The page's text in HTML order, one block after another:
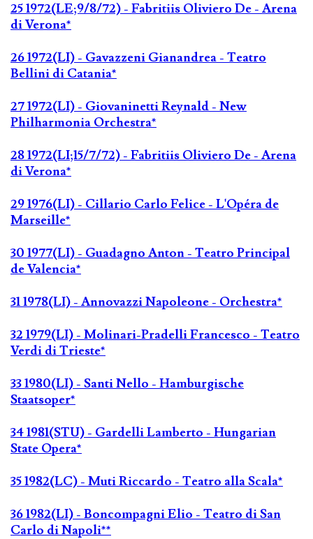
25 1972(LE;9/8/72) - Fabritiis Oliviero De - Arena
di Verona*
26 1972(LI) - Gavazzeni Gianandrea - Teatro
Bellini di Catania*
27 1972(LI) - Giovaninetti Reynald - New
Philharmonia Orchestra*
28 1972(LI;15/7/72) - Fabritiis Oliviero De - Arena
di Verona*
29 1976(LI) - Cillario Carlo Felice - L'Opéra de
Marseille*
30 1977(LI) - Guadagno Anton - Teatro Principal
de Valencia*
31 1978(LI) - Annovazzi Napoleone - Orchestra*
32 1979(LI) - Molinari-Pradelli Francesco - Teatro
Verdi di Trieste*
33 1980(LI) - Santi Nello - Hamburgische
Staatsoper*
34 1981(STU) - Gardelli Lamberto - Hungarian
State Opera*
35 1982(LC) - Muti Riccardo - Teatro alla Scala*
36 1982(LI) - Boncompagni Elio - Teatro di San
Carlo di Napoli**